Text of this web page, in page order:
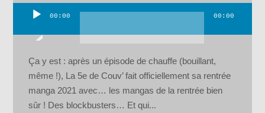
00:00 00:00
Ça y est : après un épisode de chauffe (bouillant,
même !), La 5e de Couv’ fait officiellement sa rentrée
manga 2021 avec… les mangas de la rentrée bien
sûr ! Des blockbusters… Et qui...